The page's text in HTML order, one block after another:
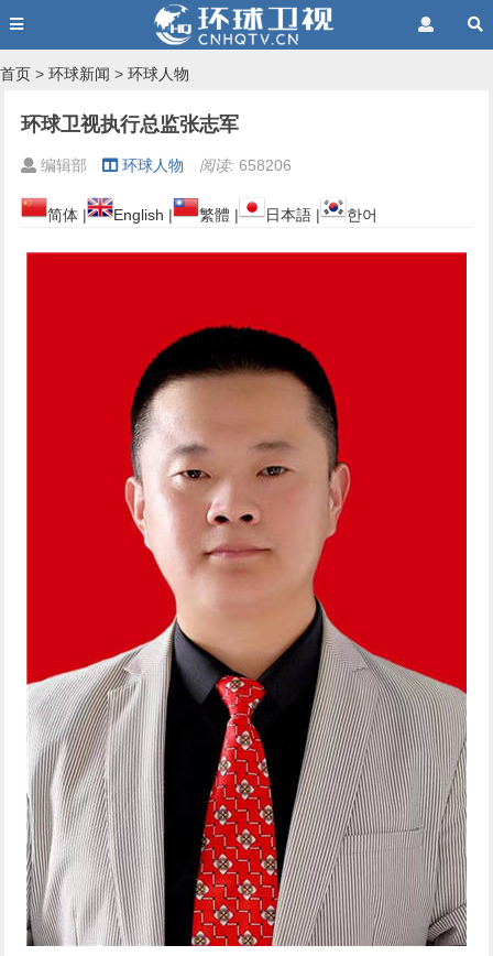
首页 > 环球新闻 > 环球人物
环球卫视执行总监张志军
编辑部 环球人物 阅读: 658206
简体 | English | 繁體 | 日本語 | 한어